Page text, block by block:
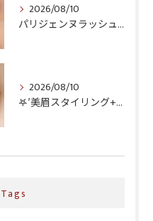
2026/08/10
パリジェンヌラッシュリフト♪
2026/08/10
𖤐′美眉スタイリング+ラッシュリフト♥️
Tags